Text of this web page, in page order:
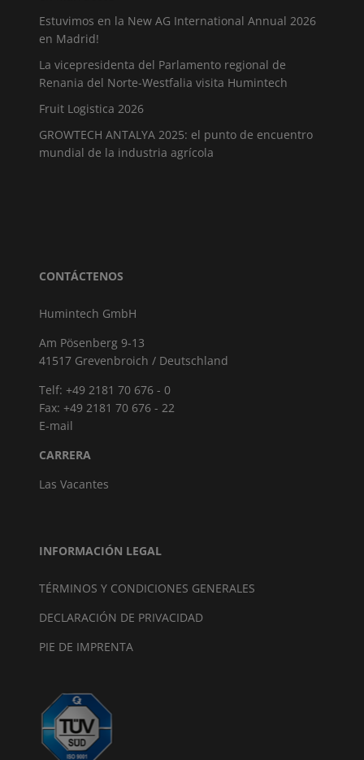
Estuvimos en la New AG International Annual 2026
en Madrid!
La vicepresidenta del Parlamento regional de
Renania del Norte-Westfalia visita Humintech
Fruit Logistica 2026
GROWTECH ANTALYA 2025: el punto de encuentro
mundial de la industria agrícola
CONTÁCTENOS
Humintech GmbH
Am Pösenberg 9-13
41517 Grevenbroich / Deutschland
Telf: +49 2181 70 676 - 0
Fax: +49 2181 70 676 - 22
E-mail
CARRERA
Las Vacantes
INFORMACIÓN LEGAL
TÉRMINOS Y CONDICIONES GENERALES
DECLARACIÓN DE PRIVACIDAD
PIE DE IMPRENTA